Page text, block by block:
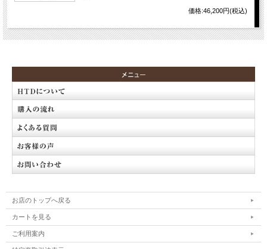
価格:46,200円(税込)
お店のトップへ戻る
カートを見る
ご利用案内